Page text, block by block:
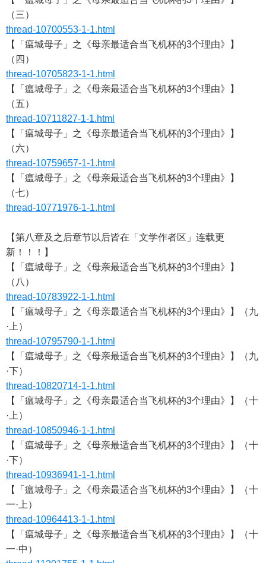
（三）
thread-10700553-1-1.html
【「瘟城母子」之《母亲最适合当飞机杯的3个理由》】
（四）
thread-10705823-1-1.html
【「瘟城母子」之《母亲最适合当飞机杯的3个理由》】
（五）
thread-10711827-1-1.html
【「瘟城母子」之《母亲最适合当飞机杯的3个理由》】
（六）
thread-10759657-1-1.html
【「瘟城母子」之《母亲最适合当飞机杯的3个理由》】
（七）
thread-10771976-1-1.html
【第八章及之后章节以后皆在「文学作者区」连载更
新！！！】
【「瘟城母子」之《母亲最适合当飞机杯的3个理由》】
（八）
thread-10783922-1-1.html
【「瘟城母子」之《母亲最适合当飞机杯的3个理由》】（九
·上）
thread-10795790-1-1.html
【「瘟城母子」之《母亲最适合当飞机杯的3个理由》】（九
·下）
thread-10820714-1-1.html
【「瘟城母子」之《母亲最适合当飞机杯的3个理由》】（十
·上）
thread-10850946-1-1.html
【「瘟城母子」之《母亲最适合当飞机杯的3个理由》】（十
·下）
thread-10936941-1-1.html
【「瘟城母子」之《母亲最适合当飞机杯的3个理由》】（十
一·上）
thread-10964413-1-1.html
【「瘟城母子」之《母亲最适合当飞机杯的3个理由》】（十
一·中）